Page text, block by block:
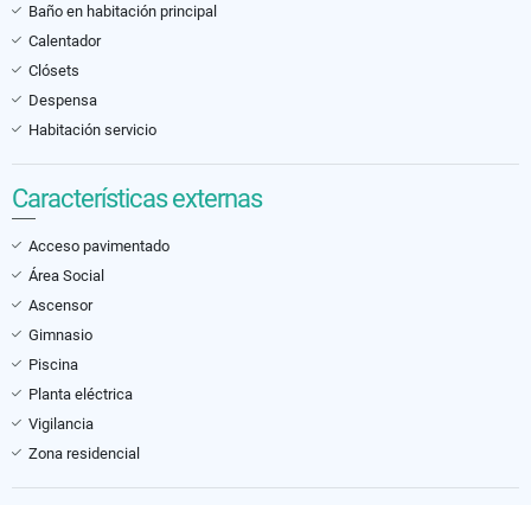
Baño en habitación principal
Calentador
Clósets
Despensa
Habitación servicio
Características externas
Acceso pavimentado
Área Social
Ascensor
Gimnasio
Piscina
Planta eléctrica
Vigilancia
Zona residencial